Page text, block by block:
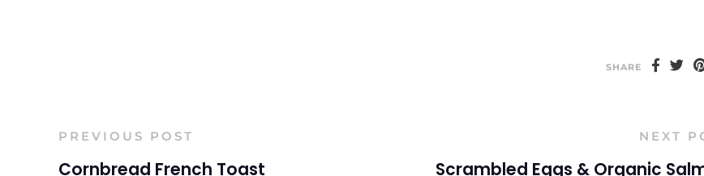
SHARE
PREVIOUS POST
Cornbread French Toast
NEXT
Scrambled Eggs & Organic